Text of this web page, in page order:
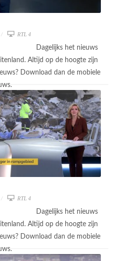
RTL 4
Dagelijks het nieuws
Altijd op de hoogte zijn
Download dan de mobiele
RTL 4
Dagelijks het nieuws
Altijd op de hoogte zijn
Download dan de mobiele